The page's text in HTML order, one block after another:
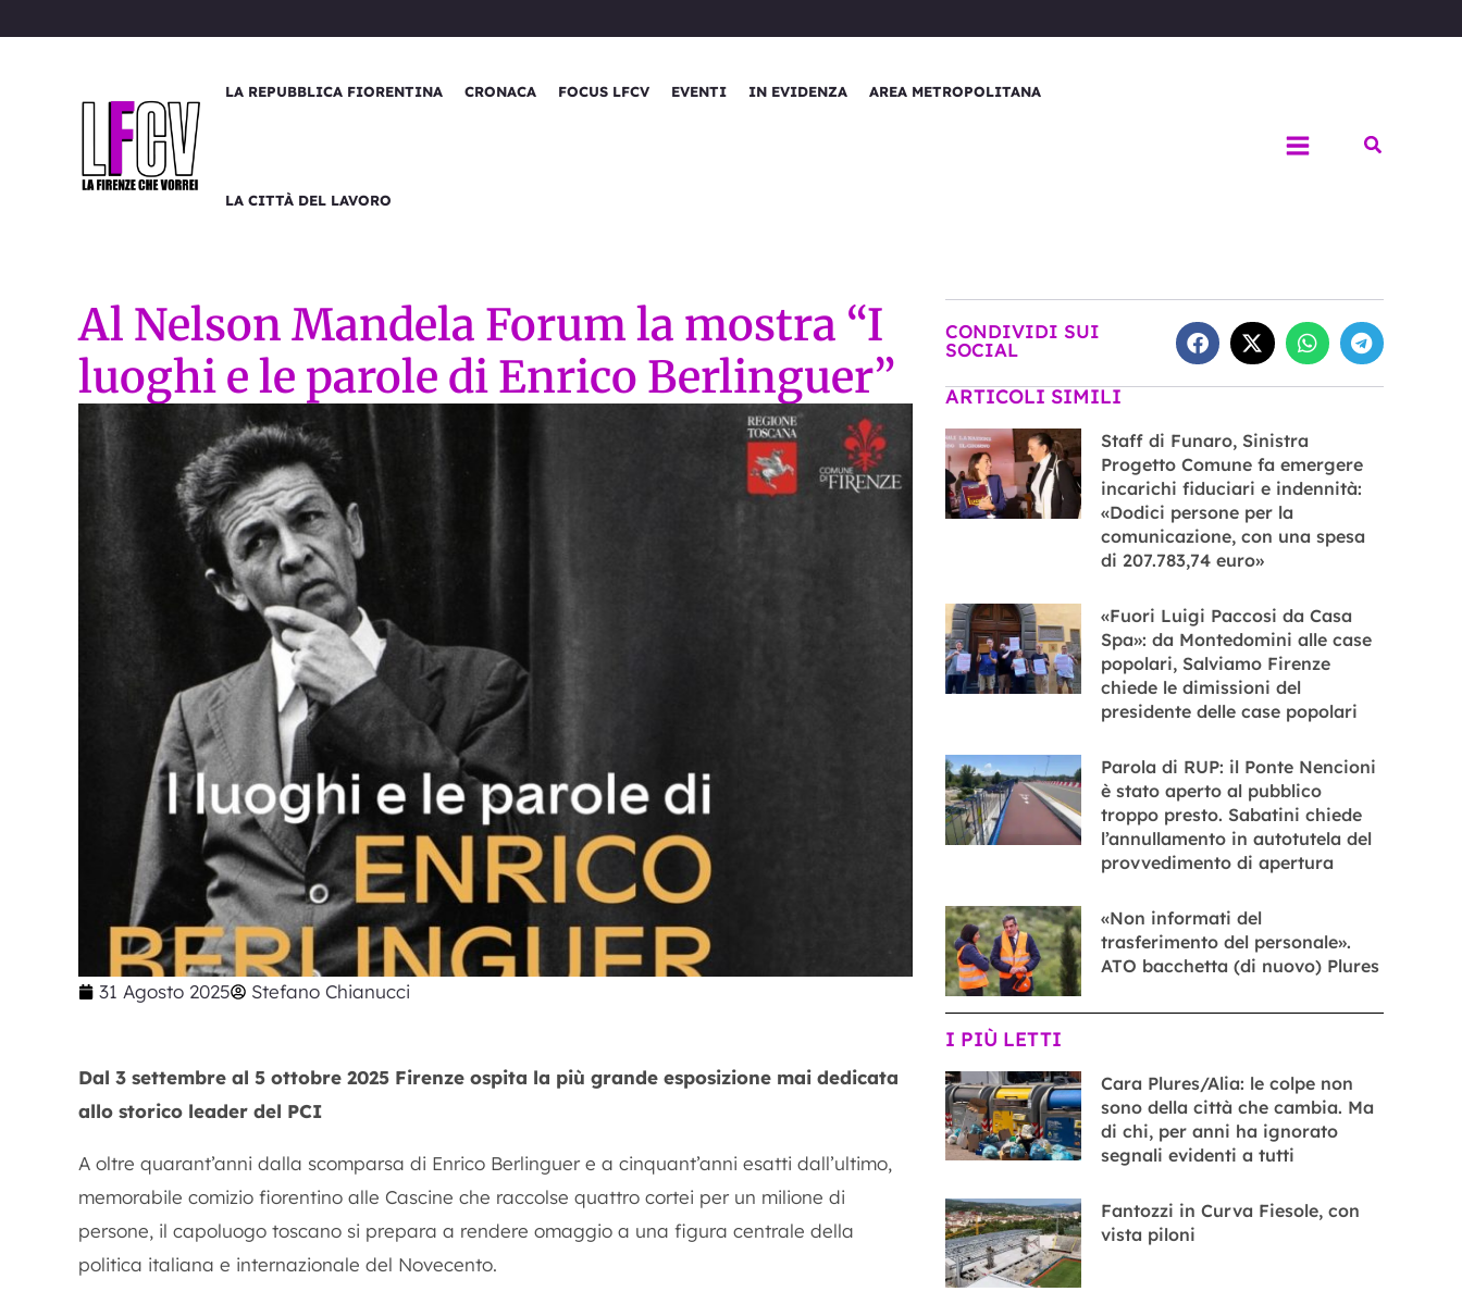
al
LA REPUBBLICA FIORENTINA CRONACA FOCUS LFCV EVENTI IN EVIDENZA AREA METROPOLITANA
LA CITTÀ DEL LAVORO
Cerca
Al Nelson Mandela Forum la mostra “I
luoghi e le parole di Enrico Berlinguer”
31 Agosto 2025 Stefano Chianucci
Dal 3 settembre al 5 ottobre 2025 Firenze ospita la più grande esposizione mai dedicata
allo storico leader del PCI
A oltre quarant’anni dalla scomparsa di Enrico Berlinguer e a cinquant’anni esatti dall’ultimo,
memorabile comizio fiorentino alle Cascine che raccolse quattro cortei per un milione di
persone, il capoluogo toscano si prepara a rendere omaggio a una figura centrale della
politica italiana e internazionale del Novecento.
CONDIVIDI SUI
SOCIAL
ARTICOLI SIMILI
Staff di Funaro, Sinistra
Progetto Comune fa emergere
incarichi fiduciari e indennità:
«Dodici persone per la
comunicazione, con una spesa
di 207.783,74 euro»
«Fuori Luigi Paccosi da Casa
Spa»: da Montedomini alle case
popolari, Salviamo Firenze
chiede le dimissioni del
presidente delle case popolari
Parola di RUP: il Ponte Nencioni
è stato aperto al pubblico
troppo presto. Sabatini chiede
l’annullamento in autotutela del
provvedimento di apertura
«Non informati del
trasferimento del personale».
ATO bacchetta (di nuovo) Plures
I PIÙ LETTI
Cara Plures/Alia: le colpe non
sono della città che cambia. Ma
di chi, per anni ha ignorato
segnali evidenti a tutti
Fantozzi in Curva Fiesole, con
vista piloni